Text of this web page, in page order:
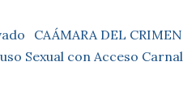
CAÁMARA DEL CRIMEN
Sexual con Acceso Carnal